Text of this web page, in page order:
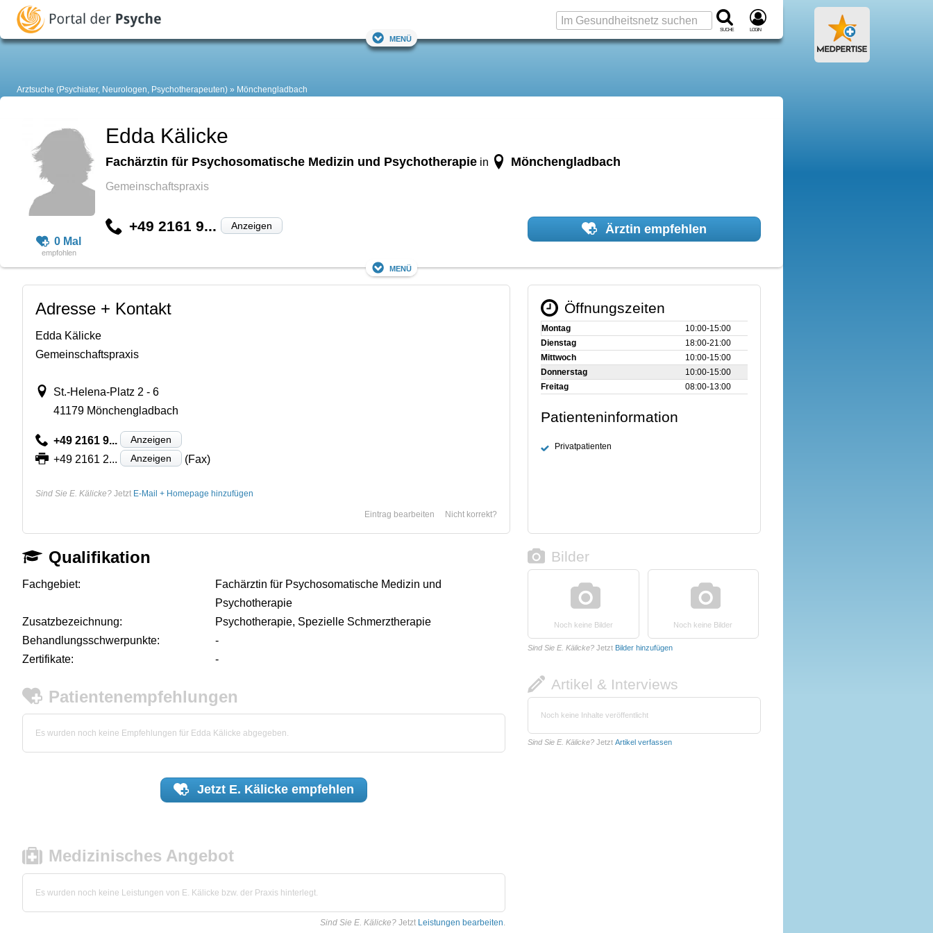
Suche Login
Menü
Arztsuche (Psychiater, Neurologen, Psychotherapeuten) Mönchengladbach
0 Mal
Edda Kälicke
Fachärztin für Psychosomatische Medizin und Psychotherapie in Mönchengladbach
Gemeinschaftspraxis
+49 2161 9... Anzeigen Ärztin empfehlen
Menü
Adresse + Kontakt
Edda Kälicke
Gemeinschaftspraxis
St.-Helena-Platz 2 - 6
41179 Mönchengladbach
+49 2161 9... Anzeigen
+49 2161 2... Anzeigen (Fax)
Sind Sie E. Kälicke? Jetzt E-Mail + Homepage hinzufügen
Nicht korrekt?
Eintrag bearbeiten
Öffnungszeiten
Montag
10:00‑15:00
Dienstag
18:00‑21:00
Mittwoch
10:00‑15:00
Donnerstag
10:00‑15:00
Freitag
08:00‑13:00
Patienteninformation
Privatpatienten
Qualifikation
Fachgebiet:
Fachärztin für Psychosomatische Medizin und
Psychotherapie
Zusatzbezeichnung:
Psychotherapie, Spezielle Schmerztherapie
Behandlungsschwerpunkte:
-
Zertifikate:
-
Patientenempfehlungen
Es wurden noch keine Empfehlungen für Edda Kälicke abgegeben.
Jetzt E. Kälickeempfehlen
Medizinisches Angebot
Es wurden noch keine Leistungen von E. Kälicke bzw. der Praxis hinterlegt.
Sind Sie E. Kälicke? Jetzt Leistungen bearbeiten.
Bilder
Noch keine Bilder Noch keine Bilder
Sind Sie E. Kälicke? Jetzt Bilder hinzufügen
Artikel & Interviews
Noch keine Inhalte veröffentlicht
Sind Sie E. Kälicke? Jetzt Artikel verfassen